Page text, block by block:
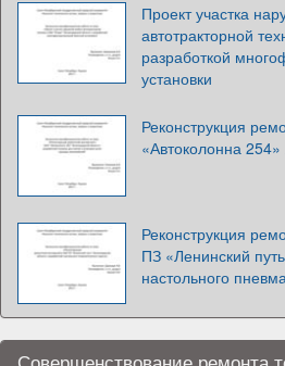
Проект участка
автотракторной
разработкой
установки
Реконструкция
«Автоколонна
Реконструкция
ПЗ «Ленинский
настольного